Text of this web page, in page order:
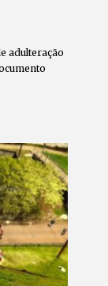
adulteração